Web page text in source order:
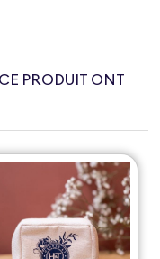
PRODUIT ONT